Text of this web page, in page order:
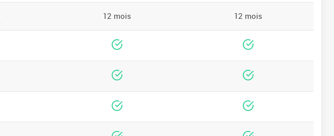
12 mois
12 mois